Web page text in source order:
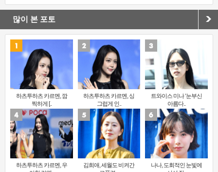
많이 본 포토
하츠투하츠 카르멘, 깜
찍하게 [..
하츠투하츠 카르멘, 싱
그럽게 인..
트와이스 미나 ‘눈부신
아름다..
하츠투하츠 카르멘, 우
김희애, 세월도 비켜간
나나, 도회적인 눈빛에